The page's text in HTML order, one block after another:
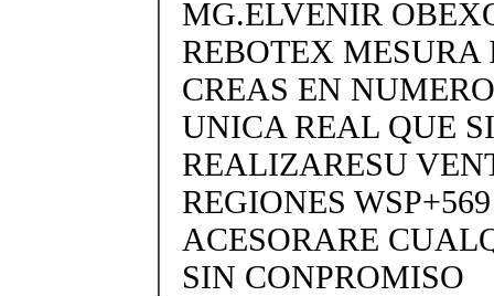
MG.ELVENIR
REBOTEX MESURA
CREAS EN
UNICA REAL QUE
REALIZARESU
REGIONES
ACESORARE
SIN CONPROMISO